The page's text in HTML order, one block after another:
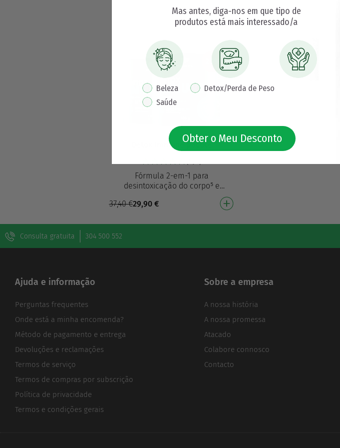
par…
cardo ma…
Detox Immune pacote
Fórmula 2-em-1 para
desintoxicação do corpo⁵ e
suporte ao sistema imunológico¹
Poder triplo de desintoxicação:
37,40€29,90 €
Consulta gratuita 304 500 552
Ajuda e informação
Perguntas frequentes
Onde está a minha encomenda?
Método de pagamento e entrega
Devoluções e reclamações
Termos de serviço
Termos de compras por subscrição
Política de privacidade
Termos e condições gerais
Sobre a empresa
A nossa história
A nossa promessa
Atacado
Colabore connosco
Contacto
Mas antes, diga-nos em que tipo de
produtos está mais interessado/a
pop up interest
Beleza
Detox/Perda de Peso
Saúde
Obter o Meu Desconto